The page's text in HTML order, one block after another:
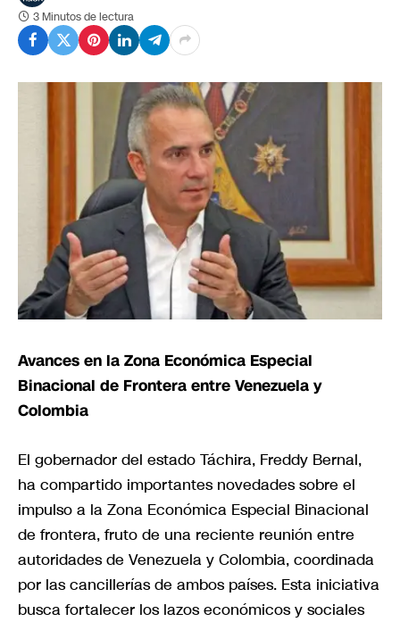
3 Minutos de lectura
Avances en la Zona Económica Especial
Binacional de Frontera entre Venezuela y
Colombia
El gobernador del estado Táchira, Freddy Bernal,
ha compartido importantes novedades sobre el
impulso a la Zona Económica Especial Binacional
de frontera, fruto de una reciente reunión entre
autoridades de Venezuela y Colombia, coordinada
por las cancillerías de ambos países. Esta iniciativa
busca fortalecer los lazos económicos y sociales